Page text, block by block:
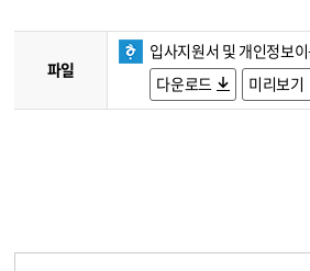
파일
입사지원서 및 개인정보
다운로드
미리보기